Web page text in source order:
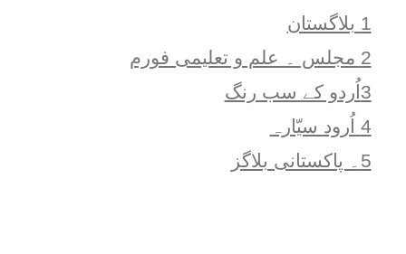
1 بلاگستان
2 مجلس ۔ علم و تعلیمی فورم
3اُردو کے سب رنگ
4 اُرود سیّارہ
5۔ پاکستانی بلاگز